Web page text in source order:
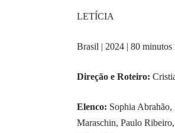
LETÍCIA
Brasil | 2024 | 80 minutos
Direção e Roteiro:
Elenco: Sophia
Maraschin, Paulo